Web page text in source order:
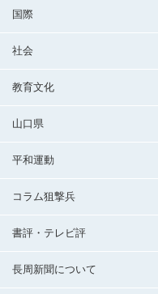
国際
社会
教育文化
山口県
平和運動
コラム狙撃兵
書評・テレビ評
長周新聞について